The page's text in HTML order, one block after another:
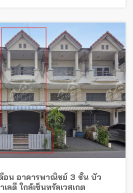
อน อาคารพาณิชย์ 3 ชั้น บัว
ลดี ใกล้เซ็นทรัลเวสเกต